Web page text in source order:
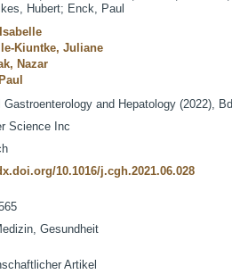
Hubert; Enck, Paul
Kiuntke, Juliane
Nazar
Gastroenterology and Hepatology (2022),
Science Inc
10.1016/j.cgh.2021.06.028
Gesundheit
Artikel